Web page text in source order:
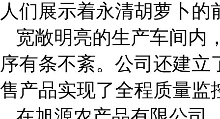
人们展示着永清胡萝卜的
宽敞明亮的生产车间内
序有条不紊。公司还建
售产品实现了全程质量监